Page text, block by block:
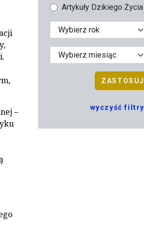
–
Artykuły Dzikiego Życia
ZASTOSUJ
wyczyść filtry